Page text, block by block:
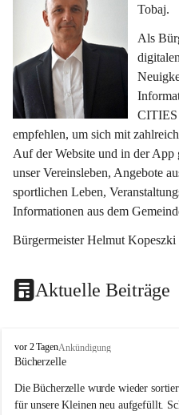
Tobaj.
Als
CITIES
empfehlen, um sich mit
Auf der Website und in der App
unser Vereinsleben, Angebote
sportlichen Leben,
Informationen aus dem
Bürgermeister Helmut Kopeszki
Aktuelle Beiträge
T
o
a
j
vor 2 TagenAnkündigung
Bücherzelle
Die Bücherzelle wurde wieder
für unsere Kleinen neu aufgefüllt.